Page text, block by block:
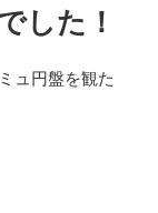
した！
ュ円盤を観た